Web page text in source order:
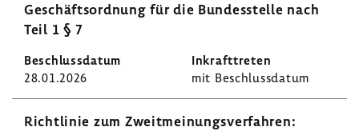
Geschäfts­ord­nung für die Bundes­stelle nach
Teil 1 § 7
28.01.2026 mit Beschluss­datum
Richt­linie zum Zweit­mei­nungs­ver­fahren: